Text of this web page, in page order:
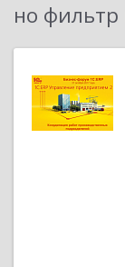
но фильтр